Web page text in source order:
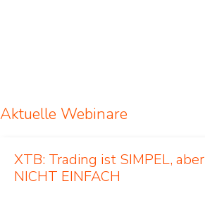
Aktuelle Webinare
XTB: Trading ist SIMPEL, aber
NICHT EINFACH